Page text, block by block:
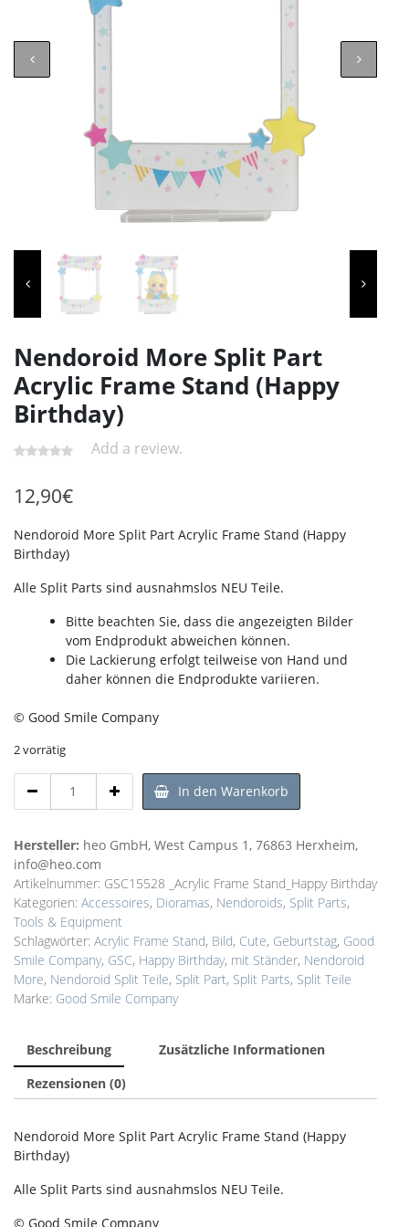
Nendoroid More Split Part
Acrylic Frame Stand (Happy
Birthday)
Add a review.
12,90€
Nendoroid More Split Part Acrylic Frame Stand (Happy
Birthday)
Alle Split Parts sind ausnahmslos NEU Teile.
Bitte beachten Sie, dass die angezeigten Bilder
vom Endprodukt abweichen können.
Die Lackierung erfolgt teilweise von Hand und
daher können die Endprodukte variieren.
© Good Smile Company
2 vorrätig
More
Part
Acrylic
Frame
Stand
(Happy
Birthday)
Menge
In den Warenkorb
Hersteller: heo GmbH, West Campus 1, 76863 Herxheim,
info@heo.com
Artikelnummer: GSC15528 _Acrylic Frame Stand_Happy Birthday
Kategorien: Accessoires, Dioramas, Nendoroids, Split Parts,
Tools & Equipment
Schlagwörter: Acrylic Frame Stand, Bild, Cute, Geburtstag, Good
Smile Company, GSC, Happy Birthday, mit Ständer, Nendoroid
More, Nendoroid Split Teile, Split Part, Split Parts, Split Teile
Marke: Good Smile Company
Beschreibung
Zusätzliche Informationen
Rezensionen (0)
Nendoroid More Split Part Acrylic Frame Stand (Happy
Birthday)
Alle Split Parts sind ausnahmslos NEU Teile.
© Good Smile Company